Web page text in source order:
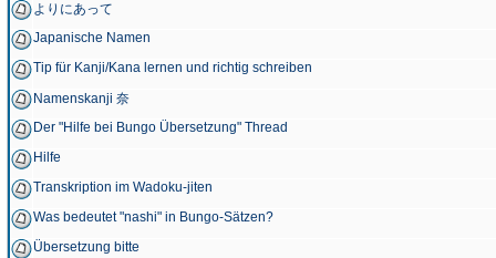
よりにあって
Japanische Namen
Tip für Kanji/Kana lernen und richtig schreiben
Namenskanji 奈
Der "Hilfe bei Bungo Übersetzung" Thread
Hilfe
Transkription im Wadoku-jiten
Was bedeutet "nashi" in Bungo-Sätzen?
Übersetzung bitte